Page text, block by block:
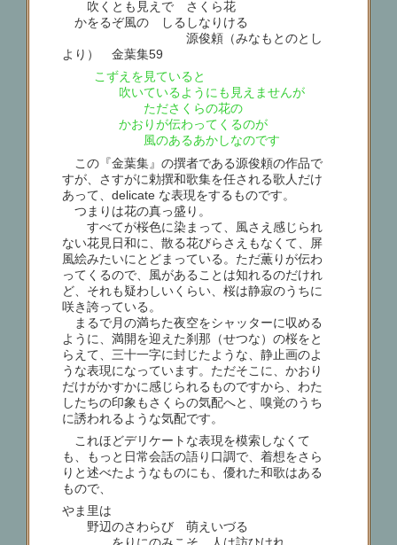
吹くとも見えで さくら花
かをるぞ風の しるしなりける
源俊頼（みなもとのとし
より） 金葉集59
こずえを見ていると
吹いているようにも見えませんが
たださくらの花の
かおりが伝わってくるのが
風のあるあかしなのです
この『金葉集』の撰者である源俊頼の作品で
すが、さすがに勅撰和歌集を任される歌人だけ
あって、delicate な表現をするものです。
つまりは花の真っ盛り。
すべてが桜色に染まって、風さえ感じられ
ない花見日和に、散る花びらさえもなくて、屏
風絵みたいにとどまっている。ただ薫りが伝わ
ってくるので、風があることは知れるのだけれ
ど、それも疑わしいくらい、桜は静寂のうちに
咲き誇っている。
まるで月の満ちた夜空をシャッターに収める
ように、満開を迎えた刹那（せつな）の桜をと
らえて、三十一字に封じたような、静止画のよ
うな表現になっています。ただそこに、かおり
だけがかすかに感じられるものですから、わた
したちの印象もさくらの気配へと、嗅覚のうち
に誘われるような気配です。
これほどデリケートな表現を模索しなくて
も、もっと日常会話の語り口調で、着想をさら
りと述べたようなものにも、優れた和歌はある
もので、
やま里は
野辺のさわらび 萌えいづる